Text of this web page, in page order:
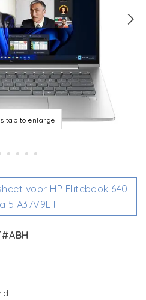
tab to enlarge
voor HP Elitebook 640
5 A37V9ET